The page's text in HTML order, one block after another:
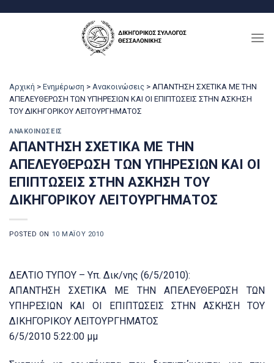
Αρχική > Ενημέρωση > Ανακοινώσεις > ΑΠΑΝΤΗΣΗ ΣΧΕΤΙΚΑ ΜΕ ΤΗΝ
ΑΠΕΛΕΥΘΕΡΩΣΗ ΤΩΝ ΥΠΗΡΕΣΙΩΝ ΚΑΙ ΟΙ ΕΠΙΠΤΩΣΕΙΣ ΣΤΗΝ ΑΣΚΗΣΗ
ΤΟΥ ΔΙΚΗΓΟΡΙΚΟΥ ΛΕΙΤΟΥΡΓΗΜΑΤΟΣ
ΑΝΑΚΟΙΝΏΣΕΙΣ
ΑΠΑΝΤΗΣΗ ΣΧΕΤΙΚΑ ΜΕ ΤΗΝ
ΑΠΕΛΕΥΘΕΡΩΣΗ ΤΩΝ ΥΠΗΡΕΣΙΩΝ ΚΑΙ ΟΙ
ΕΠΙΠΤΩΣΕΙΣ ΣΤΗΝ ΑΣΚΗΣΗ ΤΟΥ
ΔΙΚΗΓΟΡΙΚΟΥ ΛΕΙΤΟΥΡΓΗΜΑΤΟΣ
POSTED ON 10 ΜΑΪ́ΟΥ 2010
ΔΕΛΤΙΟ ΤΥΠΟΥ – Υπ. Δικ/νης (6/5/2010):
ΑΠΑΝΤΗΣΗ ΣΧΕΤΙΚΑ ΜΕ ΤΗΝ ΑΠΕΛΕΥΘΕΡΩΣΗ ΤΩΝ
ΥΠΗΡΕΣΙΩΝ ΚΑΙ ΟΙ ΕΠΙΠΤΩΣΕΙΣ ΣΤΗΝ ΑΣΚΗΣΗ ΤΟΥ
ΔΙΚΗΓΟΡΙΚΟΥ ΛΕΙΤΟΥΡΓΗΜΑΤΟΣ
6/5/2010 5:22:00 μμ